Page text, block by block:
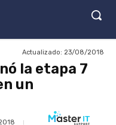
Actualizado: 23/08/2018
la etapa 7
un